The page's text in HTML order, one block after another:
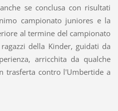
se conclusa con risultati
campionato juniores e la
al termine del campionato
della Kinder, guidati da
arricchita da qualche
trasferta contro l'Umbertide a